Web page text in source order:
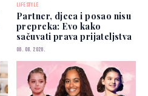
LIFESTYLE
Partner, djeca i posao nisu
prepreka: Evo kako
sačuvati prava prijateljstva
06. 08. 2026.